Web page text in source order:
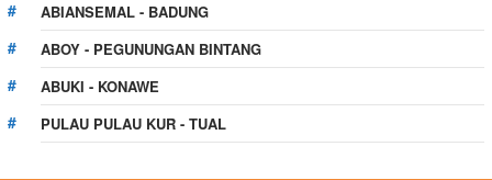
ABIANSEMAL - BADUNG
ABOY - PEGUNUNGAN BINTANG
ABUKI - KONAWE
PULAU PULAU KUR - TUAL